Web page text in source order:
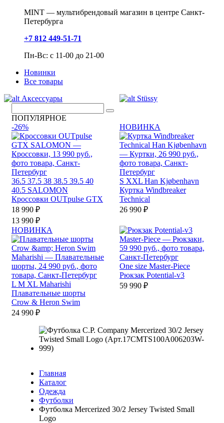
MINT — мультибрендовый магазин в центре Санкт-
Петербурга
+7 812 449-51-71
Пн-Вс: с 11-00 до 21-00
Новинки
Все товары
Аксессуары
Stüssy
ПОПУЛЯРНОЕ
-26%
36.5 37.5 38 38.5 39.5 40
40.5 SALOMON
Кроссовки OUTpulse GTX
18 990 ₽
13 990 ₽
НОВИНКА
S XXL Han Kjøbenhavn
Куртка Windbreaker
Technical
26 990 ₽
НОВИНКА
L M XL Maharishi
Плавательные шорты
Crow & Heron Swim
24 990 ₽
One size Master-Piece
Рюкзак Potential-v3
59 990 ₽
Главная
Каталог
Одежда
Футболки
Футболка Mercerized 30/2 Jersey Twisted Small
Logo